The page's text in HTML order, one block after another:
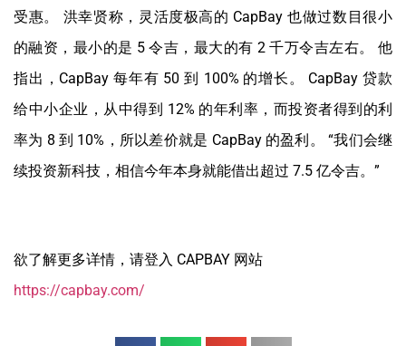
受惠。 洪幸贤称，灵活度极高的 CapBay 也做过数目很小
的融资，最小的是 5 令吉，最大的有 2 千万令吉左右。 他
指出，CapBay 每年有 50 到 100% 的增长。 CapBay 贷款
给中小企业，从中得到 12% 的年利率，而投资者得到的利
率为 8 到 10%，所以差价就是 CapBay 的盈利。 “我们会继
续投资新科技，相信今年本身就能借出超过 7.5 亿令吉。”
欲了解更多详情，请登入 CAPBAY 网站
https://capbay.com/